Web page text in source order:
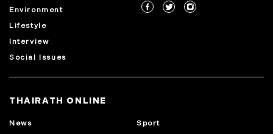
Environment
Lifestyle
Interview
Social Issues
THAIRATH ONLINE
News Sport